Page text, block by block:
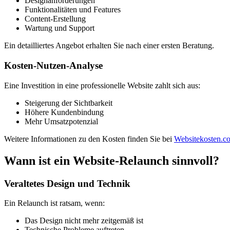
Funktionalitäten und Features
Content-Erstellung
Wartung und Support
Ein detailliertes Angebot erhalten Sie nach einer ersten Beratung.
Kosten-Nutzen-Analyse
Eine Investition in eine professionelle Website zahlt sich aus:
Steigerung der Sichtbarkeit
Höhere Kundenbindung
Mehr Umsatzpotenzial
Weitere Informationen zu den Kosten finden Sie bei
Wann ist ein Website-Relaunch sinnvoll?
Veraltetes Design und Technik
Ein Relaunch ist ratsam, wenn:
Das Design nicht mehr zeitgemäß ist